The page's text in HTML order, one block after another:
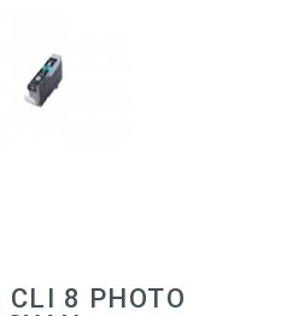
CLI 8 PHOTO